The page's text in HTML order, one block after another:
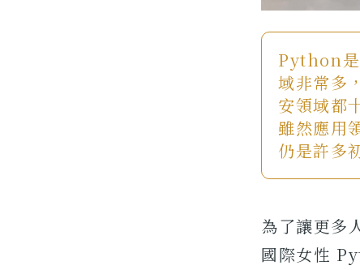
Python是
域非常多
安領域都
雖然應用
仍是許多
為了讓更多
國際女性